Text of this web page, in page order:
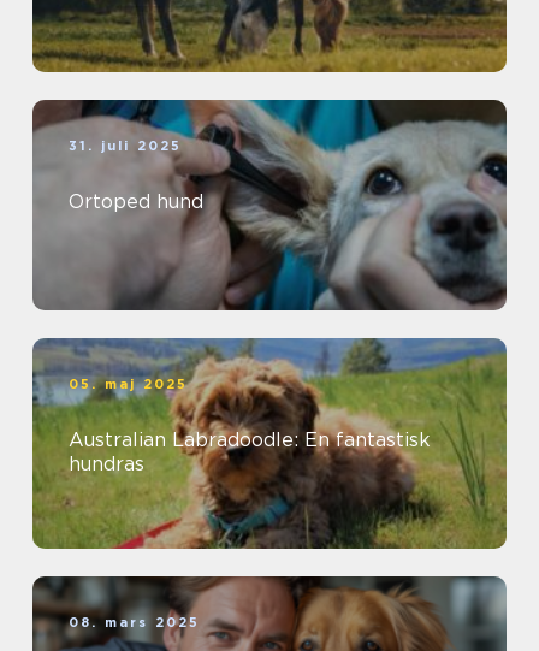
31. juli 2025
Ortoped hund
05. maj 2025
Australian Labradoodle: En fantastisk
hundras
08. mars 2025